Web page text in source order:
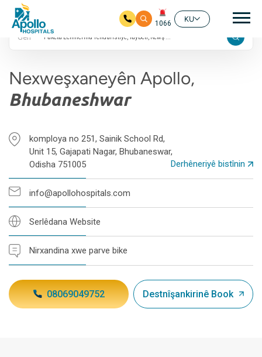
Skip to main content
1066
KU
Google
Gerr
Nexweşxaneyên Apollo,
Bhubaneshwar
komploya no 251, Sainik School Rd,
Unit 15, Gajapati Nagar, Bhubaneswar,
Odisha 751005
Derhêneriyê bistînin
info@apollohospitals.com
Serlêdana Website
Nirxandina xwe parve bike
08069049752 Destnîşankirinê Book